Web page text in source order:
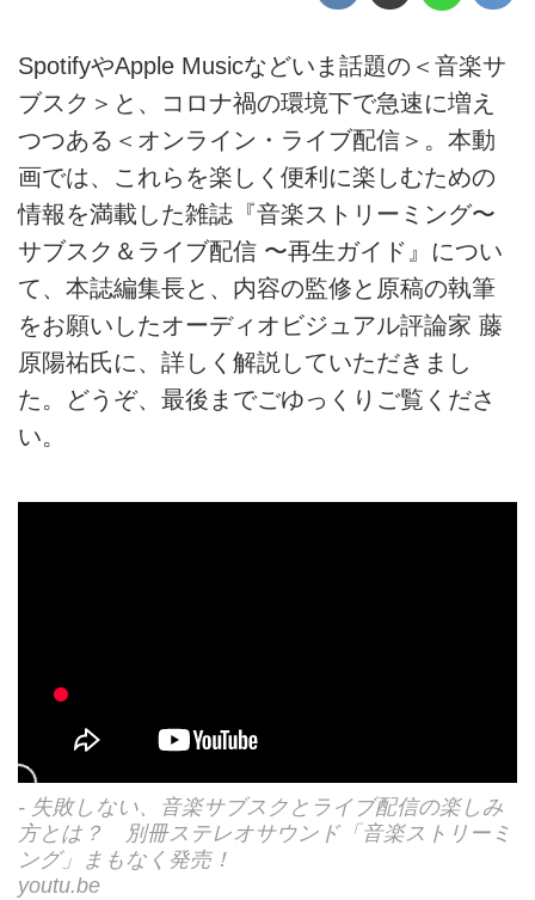
SpotifyやApple Musicなどいま話題の＜音楽サ
ブスク＞と、コロナ禍の環境下で急速に増え
つつある＜オンライン・ライブ配信＞。本動
画では、これらを楽しく便利に楽しむための
情報を満載した雑誌『音楽ストリーミング〜
サブスク＆ライブ配信 〜再生ガイド』につい
て、本誌編集長と、内容の監修と原稿の執筆
をお願いしたオーディオビジュアル評論家 藤
原陽祐氏に、詳しく解説していただきまし
た。どうぞ、最後までごゆっくりご覧くださ
い。
- 失敗しない、音楽サブスクとライブ配信の楽しみ
方とは？ 別冊ステレオサウンド「音楽ストリーミ
ング」まもなく発売！
youtu.be